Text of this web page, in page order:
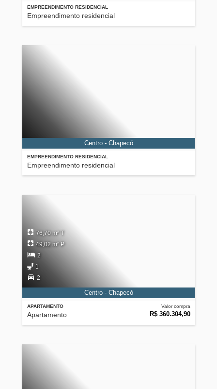
EMPREENDIMENTO RESIDENCIAL
Empreendimento residencial
EMPREENDIMENTO RESIDENCIAL
Empreendimento residencial
Centro - Chapecó
APARTAMENTO
Apartamento
Valor compra
R$ 360.304,90
76,70 m² T
49,02 m² P
2
1
2
Centro - Chapecó